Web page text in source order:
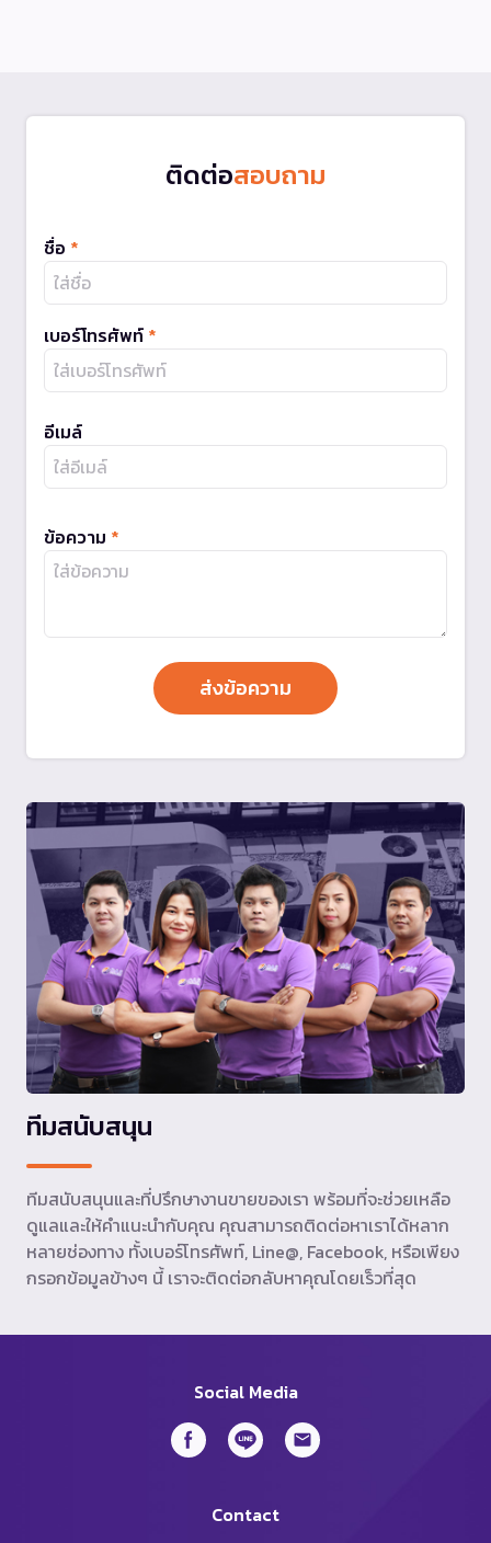
ติดต่อสอบถาม
ชื่อ *
เบอร์โทรศัพท์ *
อีเมล์
ข้อความ *
ทีมสนับสนุน
ทีมสนับสนุนและที่ปรึกษางานขายของเรา พร้อมที่จะช่วยเหลือ
ดูแลและให้คำแนะนำกับคุณ คุณสามารถติดต่อหาเราได้หลาก
หลายช่องทาง ทั้งเบอร์โทรศัพท์, Line@, Facebook, หรือเพียง
กรอกข้อมูลข้างๆ นี้ เราจะติดต่อกลับหาคุณโดยเร็วที่สุด
Social Media
Contact